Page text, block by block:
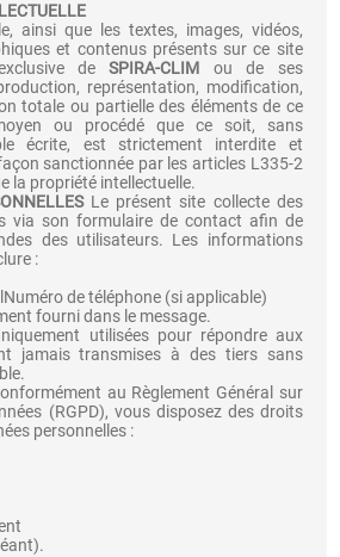
ainsi que les textes, images, vidéos,
et contenus présents sur ce site
deSPIRA-CLIM ou de ses
représentation, modification,
totale ou partielle des éléments de ce
ou procédé que ce soit, sans
écrite, est strictement interdite et
sanctionnée par les articles L335-2
la propriété intellectuelle.
Le présent site collecte des
via son formulaire de contact afin de
des utilisateurs. Les informations
:
de téléphone (si applicable)
fourni dans le message.
utilisées pour répondre aux
jamais transmises à des tiers sans
au Règlement Général sur
(RGPD), vous disposez des droits
personnelles :